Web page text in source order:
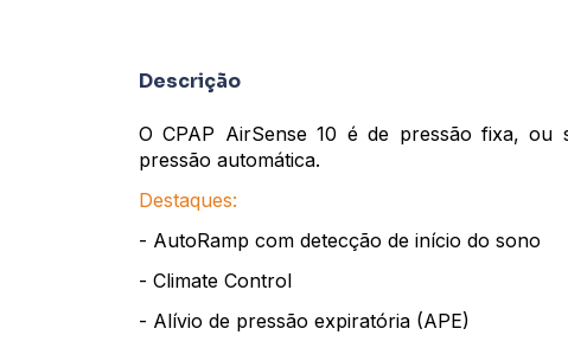
Descrição
O CPAP AirSense 10 é de pressão fixa, ou
pressão automática.
Destaques:
- AutoRamp com detecção de início do sono
- Climate Control
- Alívio de pressão expiratória (APE)